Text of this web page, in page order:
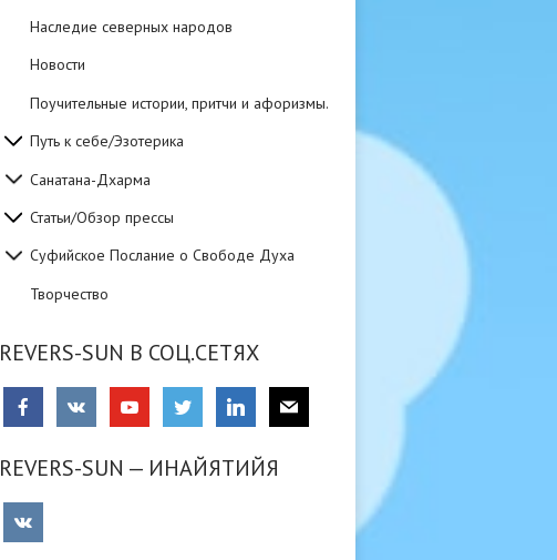
Наследие северных народов
Новости
Поучительные истории, притчи и афоризмы.
Путь к себе/Эзотерика
Санатана-Дхарма
Статьи/Обзор прессы
Суфийское Послание о Свободе Духа
Творчество
REVERS-SUN В СОЦ.СЕТЯХ
REVERS-SUN — ИНАЙЯТИЙЯ